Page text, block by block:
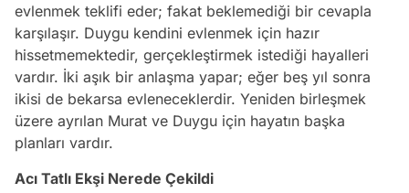
evlenmek teklifi eder; fakat beklemediği bir cevapla
karşılaşır. Duygu kendini evlenmek için hazır
hissetmemektedir, gerçekleştirmek istediği hayalleri
vardır. İki aşık bir anlaşma yapar; eğer beş yıl sonra
ikisi de bekarsa evleneceklerdir. Yeniden birleşmek
üzere ayrılan Murat ve Duygu için hayatın başka
planları vardır.
Acı Tatlı Ekşi Nerede Çekildi